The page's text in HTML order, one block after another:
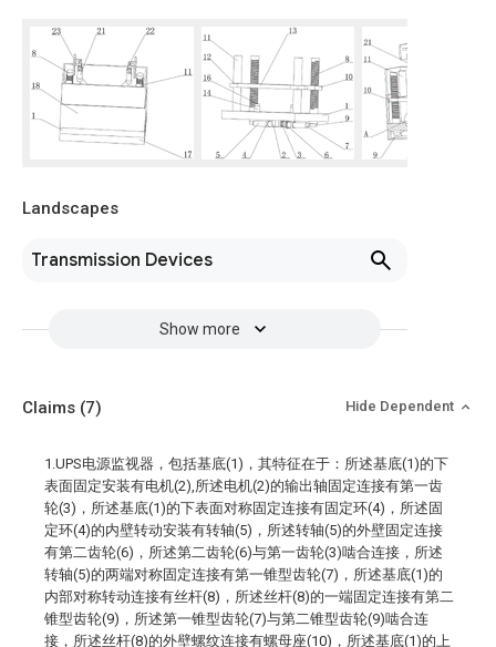
Landscapes
Transmission Devices
Show more
Claims (7) Hide Dependent
1.UPS电源监视器，包括基底(1)，其特征在于：所述基底(1)的下
表面固定安装有电机(2),所述电机(2)的输出轴固定连接有第一齿
轮(3)，所述基底(1)的下表面对称固定连接有固定环(4)，所述固
定环(4)的内壁转动安装有转轴(5)，所述转轴(5)的外壁固定连接
有第二齿轮(6)，所述第二齿轮(6)与第一齿轮(3)啮合连接，所述
转轴(5)的两端对称固定连接有第一锥型齿轮(7)，所述基底(1)的
内部对称转动连接有丝杆(8)，所述丝杆(8)的一端固定连接有第二
锥型齿轮(9)，所述第一锥型齿轮(7)与第二锥型齿轮(9)啮合连
接，所述丝杆(8)的外壁螺纹连接有螺母座(10)，所述基底(1)的上